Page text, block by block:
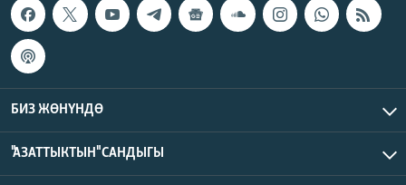
БИЗ ЖӨНҮНДӨ
"АЗАТТЫКТЫН" САНДЫГЫ